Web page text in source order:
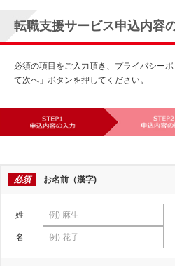
転職支援サービス申込内容
必須の項目をご入力頂き、プライバシー
て次へ」ボタンを押してください。
必須 お名前（漢字)
姓
名